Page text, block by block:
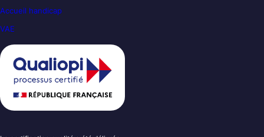
Accueil handicap
VAE